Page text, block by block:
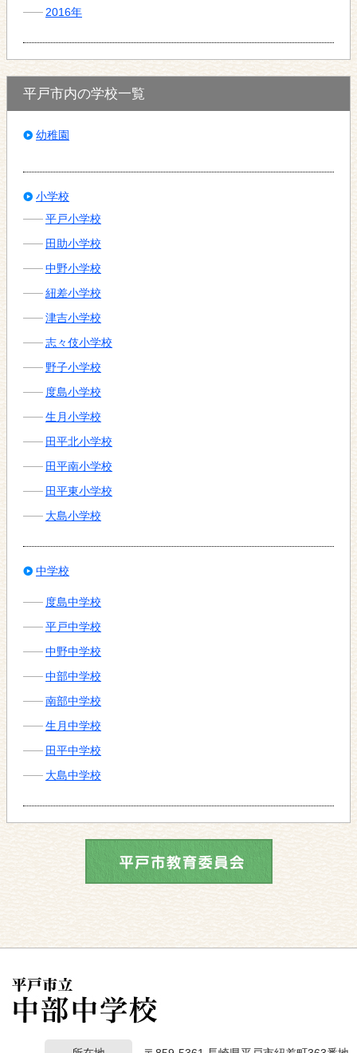
2016年
平戸市内の学校一覧
幼稚園
小学校
平戸小学校
田助小学校
中野小学校
紐差小学校
津吉小学校
志々伎小学校
野子小学校
度島小学校
生月小学校
田平北小学校
田平南小学校
田平東小学校
大島小学校
中学校
度島中学校
平戸中学校
中野中学校
中部中学校
南部中学校
生月中学校
田平中学校
大島中学校